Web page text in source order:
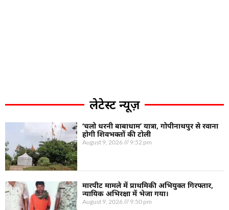
लेटेस्ट न्यूज़
‘चलो धरनी बाबाधाम’ यात्रा, गोपीनाथपुर से रवाना
होगी शिवभक्तों की टोली
August 9, 2026 9:52 pm
मारपीट मामले में प्राथमिकी अभियुक्त गिरफ्तार,
न्यायिक अभिरक्षा में भेजा गया।
August 9, 2026 9:50 pm